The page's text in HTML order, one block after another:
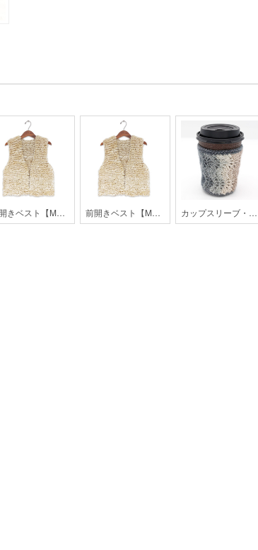
前開きベスト【MO1-24AW】 前開きベスト【MO1-24AW】 カップスリーブ・350ml ペットボトルカバー【MO-203-23AW】【monthly】